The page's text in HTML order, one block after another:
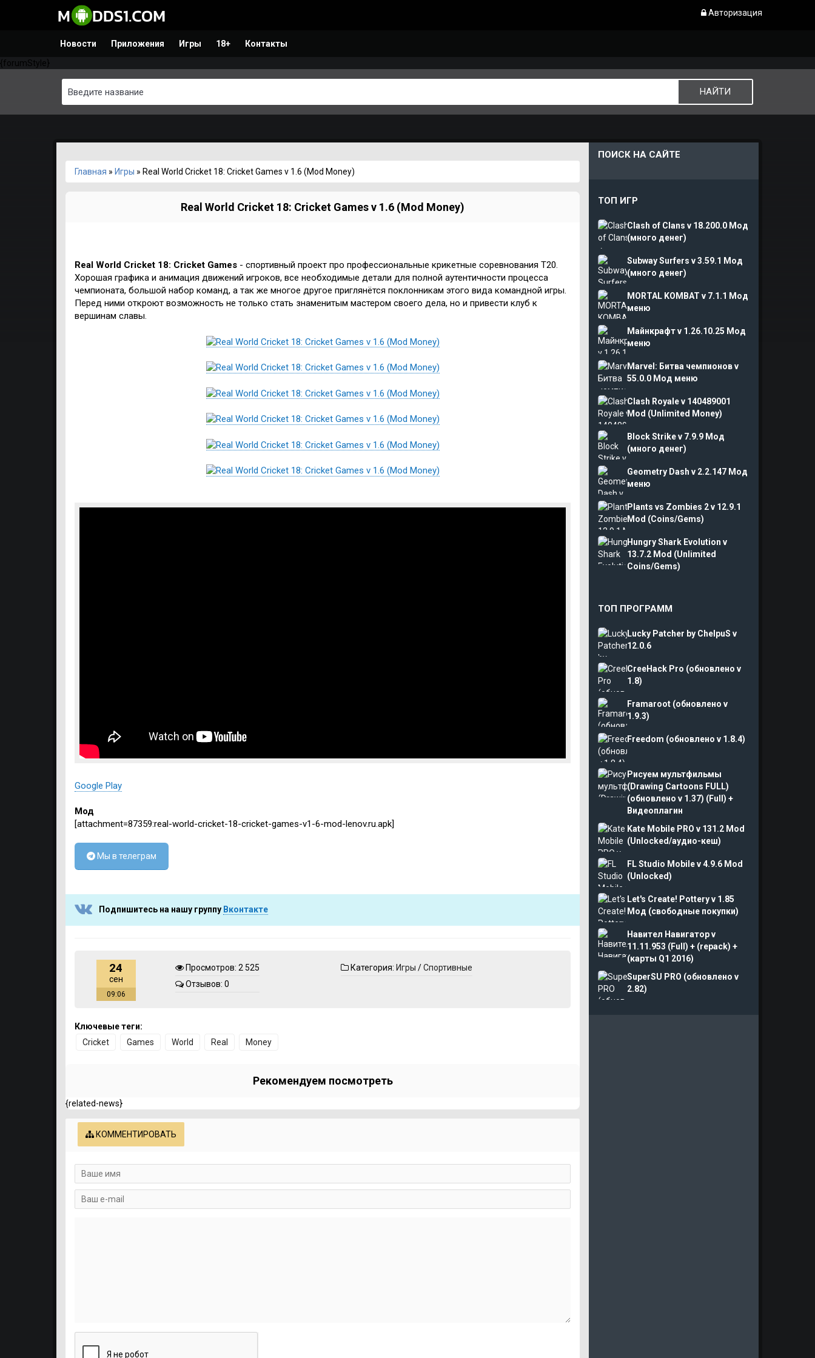
{forumStyle}
Авторизация
Новости Приложения Игры 18+ Контакты
Главная » Игры » Real World Cricket 18: Cricket Games v 1.6 (Mod Money)
Real World Cricket 18: Cricket Games v 1.6 (Mod Money)
Real World Cricket 18: Cricket Games - спортивный проект про профессиональные крикетные соревнования T20.
Хорошая графика и анимация движений игроков, все необходимые детали для полной аутентичности процесса
чемпионата, большой набор команд, а так же многое другое приглянётся поклонникам этого вида командной игры.
Перед ними откроют возможность не только стать знаменитым мастером своего дела, но и привести клуб к
вершинам славы.
Google Play
Мод
[attachment=87359:real-world-cricket-18-cricket-games-v1-6-mod-lenov.ru.apk]
Мы в телеграм
Подпишитесь на нашу группу Вконтакте
24
сен
09:06
Просмотров: 2 525
Отзывов: 0
Категория: Игры /Спортивные
Ключевые теги:
Cricket
Games World Real Money
Рекомендуем посмотреть
{related-news}
КОММЕНТИРОВАТЬ
ПОИСК НА САЙТЕ
ТОП ИГР
Clash of Clans v 18.200.0 Мод
(много денег)
Subway Surfers v 3.59.1 Мод
(много денег)
MORTAL KOMBAT v 7.1.1 Мод
меню
Майнкрафт v 1.26.10.25 Мод
меню
Marvel: Битва чемпионов v
55.0.0 Мод меню
Clash Royale v 140489001
Mod (Unlimited Money)
Block Strike v 7.9.9 Мод
(много денег)
Geometry Dash v 2.2.147 Мод
меню
Plants vs Zombies 2 v 12.9.1
Mod (Coins/Gems)
Hungry Shark Evolution v
13.7.2 Mod (Unlimited
Coins/Gems)
ТОП ПРОГРАММ
Lucky Patcher by ChelpuS v
12.0.6
CreeHack Pro (обновлено v
1.8)
Framaroot (обновлено v
1.9.3)
Freedom (обновлено v 1.8.4)
Рисуем мультфильмы
(Drawing Cartoons FULL)
(обновлено v 1.37) (Full) +
Видеоплагин
Kate Mobile PRO v 131.2 Mod
(Unlocked/аудио-кеш)
FL Studio Mobile v 4.9.6 Mod
(Unlocked)
Let's Create! Pottery v 1.85
Мод (свободные покупки)
Навител Навигатор v
11.11.953 (Full) + (repack) +
(карты Q1 2016)
SuperSU PRO (обновлено v
2.82)